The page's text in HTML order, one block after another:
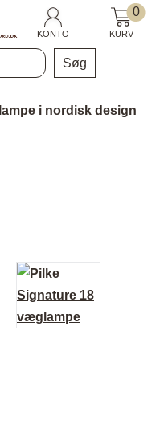
KONTO
0
KURV